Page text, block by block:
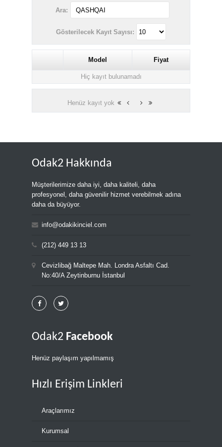
Ara:
Gösterilecek Kayıt Sayısı:
Model Fiyat
Hiç kayıt bulunamadı
Henüz kayıt yok
Odak2 Hakkında
Müşterilerimize daha iyi, daha kaliteli, daha
profesyonel, daha güvenilir hizmet verebilmek adına
daha da büyüyor.
info@odakikinciel.com
(212) 449 13 13
Cevizlibağ Maltepe Mah. Londra Asfaltı Cad.
No:40/A Zeytinburnu İstanbul
Odak2 Facebook
Henüz paylaşım yapılmamış
Hızlı Erişim Linkleri
Araçlarımız
Kurumsal